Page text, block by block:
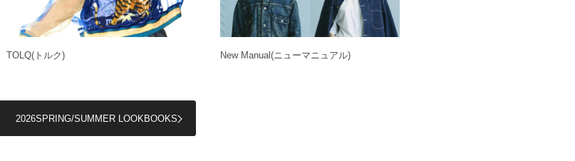
TOLQ(トルク) New Manual(ニューマニュアル)
2026SPRING/SUMMER LOOKBOOKS